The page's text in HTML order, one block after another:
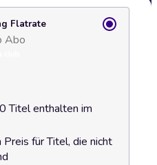
Flatrate
Abo
Titel enthalten im
für Titel, die nicht